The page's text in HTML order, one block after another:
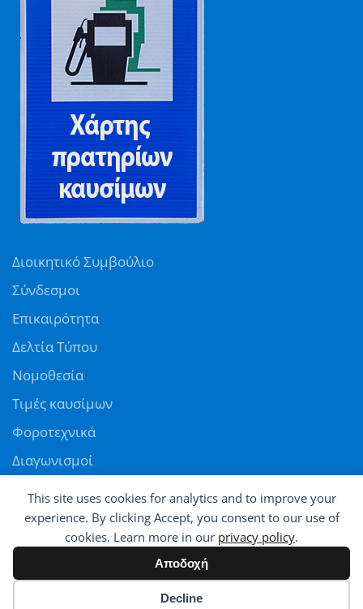
This site uses cookies for analytics and to improve your
experience. By clicking Accept, you consent to our use of
cookies. Learn more in our privacy policy.
Αποδοχή
Decline
Διοικητικό Συμβούλιο
Σύνδεσμοι
Επικαιρότητα
Δελτία Τύπου
Νομοθεσία
Τιμές καυσίμων
Φοροτεχνικά
Διαγωνισμοί
Αγγελίες
Θέσεις εργασίας
ΠΑΝΕΛΛΗΝΙΑ ΟΜΟΣΠΟΝΔΙΑ ΠΡΑΤΗΡΙΟΥΧΩΝ ΕΜΠΟΡΩΝ ΚΑΥΣΙΜΩΝ
© All rights reserved - Powered byAvatar